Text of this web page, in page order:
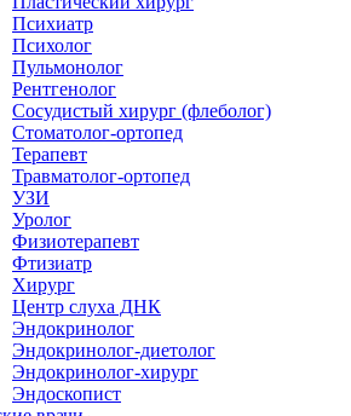
Психиатр
Психолог
Пульмонолог
Рентгенолог
Сосудистый хирург (флеболог)
Стоматолог-ортопед
Терапевт
Травматолог-ортопед
УЗИ
Уролог
Физиотерапевт
Фтизиатр
Хирург
Центр слуха ДНК
Эндокринолог
Эндокринолог-диетолог
Эндокринолог-хирург
Эндоскопист